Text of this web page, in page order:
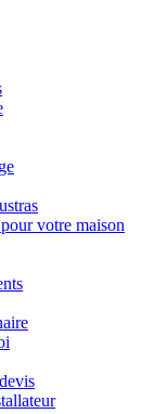
votre maison